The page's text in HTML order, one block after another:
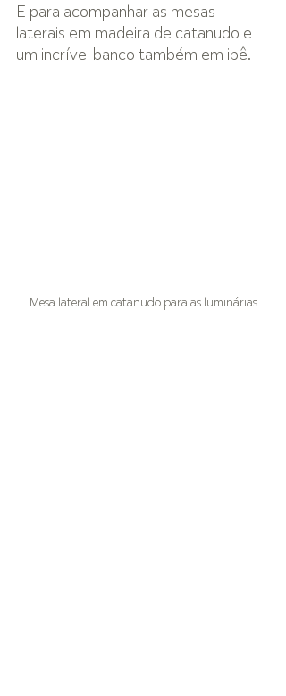
E para acompanhar as mesas
laterais em madeira de catanudo e
um incrível banco também em ipê.
Mesa lateral em catanudo para as luminárias